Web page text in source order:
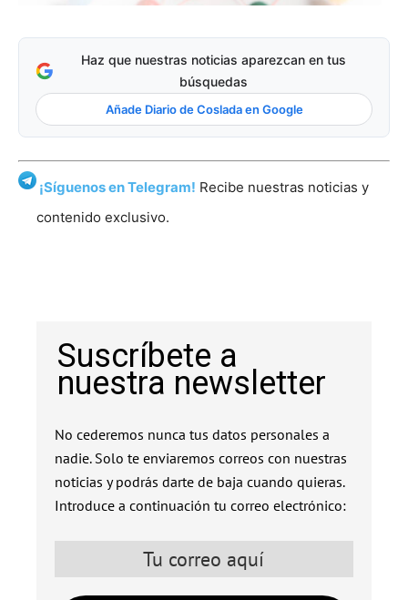
Haz que nuestras noticias aparezcan en tus
búsquedas
Añade Diario de Coslada en Google
¡Síguenos en Telegram! Recibe nuestras noticias y
contenido exclusivo.
Suscríbete a
nuestra newsletter
No cederemos nunca tus datos personales a
nadie. Solo te enviaremos correos con nuestras
noticias y podrás darte de baja cuando quieras.
Introduce a continuación tu correo electrónico: